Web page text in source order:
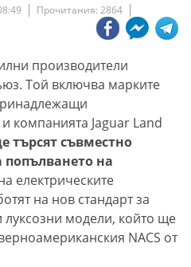
Прочитания: 2864
производители
Той включва марките
компанията Jaguar Land
търсят съвместно
попълването на
електрическите
на нов стандарт за
модели, който ще
NACS от